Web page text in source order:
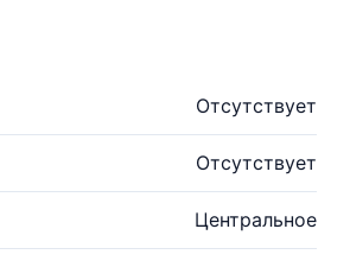
Отсутствует
Отсутствует
Центральное